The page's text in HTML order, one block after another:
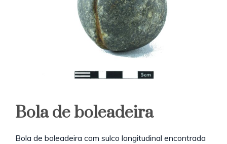
Bola de boleadeira
Bola de boleadeira com sulco longitudinal encontrada